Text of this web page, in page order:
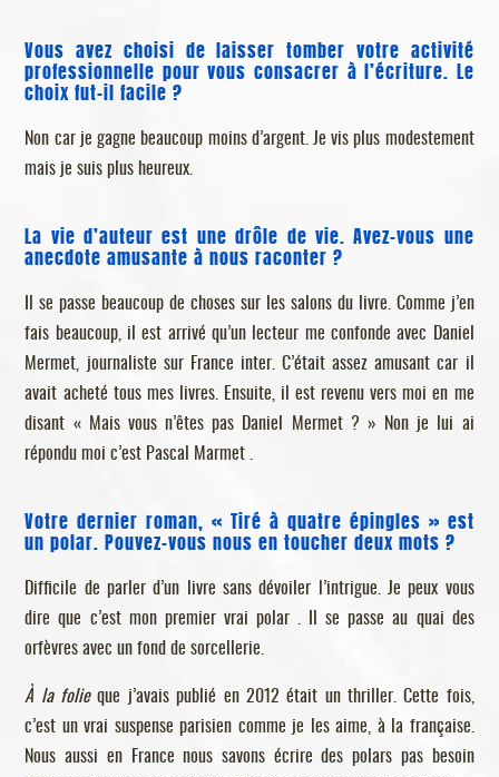
Vous avez choisi de laisser tomber votre activité
professionnelle pour vous consacrer à l’écriture. Le
choix fut-il facile ?
Non car je gagne beaucoup moins d’argent. Je vis plus modestement
mais je suis plus heureux.
La vie d’auteur est une drôle de vie. Avez-vous une
anecdote amusante à nous raconter ?
Il se passe beaucoup de choses sur les salons du livre. Comme j’en
fais beaucoup, il est arrivé qu’un lecteur me confonde avec Daniel
Mermet, journaliste sur France inter. C’était assez amusant car il
avait acheté tous mes livres. Ensuite, il est revenu vers moi en me
disant « Mais vous n’êtes pas Daniel Mermet ? » Non je lui ai
répondu moi c’est Pascal Marmet .
Votre dernier roman, « Tiré à quatre épingles » est
un polar. Pouvez-vous nous en toucher deux mots ?
Difficile de parler d’un livre sans dévoiler l’intrigue. Je peux vous
dire que c’est mon premier vrai polar . Il se passe au quai des
orfèvres avec un fond de sorcellerie.
À la folieque j’avais publié en 2012 était un thriller. Cette fois,
c’est un vrai suspense parisien comme je les aime, à la française.
Nous aussi en France nous savons écrire des polars pas besoin